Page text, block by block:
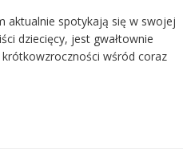
aktualnie spotykają się w swojej
dziecięcy, jest gwałtownie
wśród coraz